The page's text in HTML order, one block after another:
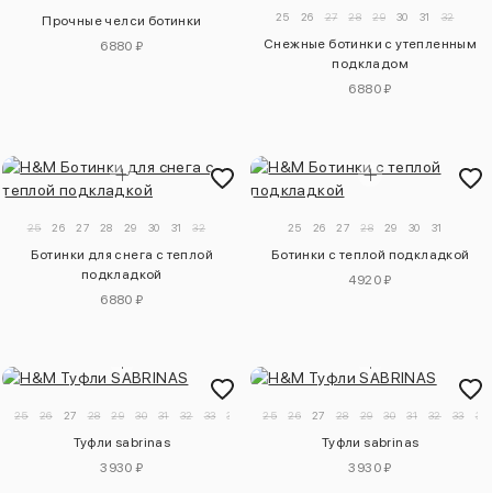
Прочные челси ботинки
6880 ₽
25 26 27 28 29 30 31 32
Снежные ботинки с утепленным
подкладом
6880 ₽
25 26 27 28 29 30 31 32
Ботинки для снега с теплой
подкладкой
6880 ₽
25 26 27 28 29 30 31
Ботинки с теплой подкладкой
4920 ₽
25 26 27 28 29 30 31 32 33 34
Туфли sabrinas
3930 ₽
25 26 27 28 29 30 31 32 33 34
Туфли sabrinas
3930 ₽